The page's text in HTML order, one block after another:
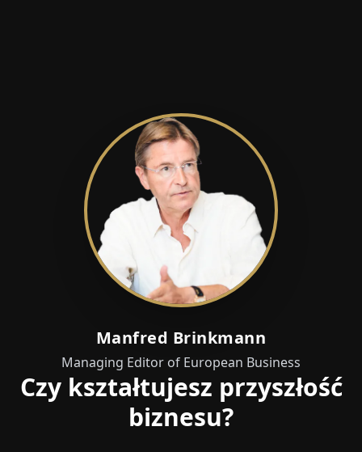
Manfred Brinkmann
Managing Editor of European Business
Czy kształtujesz przyszłość
biznesu?